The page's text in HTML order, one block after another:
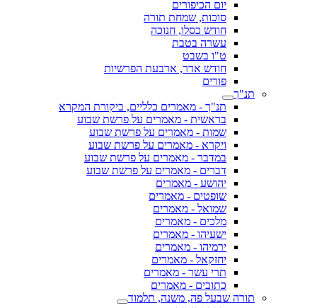
יום הכיפורים
סוכות, שמחת תורה
חודש כסלו, חנוכה
עשרה בטבת
ט"ו בשבט
חודש אדר, ארבעת הפרשיות
פורים
תנ"ך
תנ"ך - מאמרים כלליים, ביקורת המקרא
בראשית - מאמרים על פרשת שבוע
שמות - מאמרים על פרשת שבוע
ויקרא - מאמרים על פרשת שבוע
במדבר - מאמרים על פרשת שבוע
דברים - מאמרים על פרשת שבוע
יהושע - מאמרים
שופטים - מאמרים
שמואל - מאמרים
מלכים - מאמרים
ישעיהו - מאמרים
ירמיהו - מאמרים
יחזקאל - מאמרים
תרי עשר - מאמרים
כתובים - מאמרים
תורה שבעל פה, משנה, תלמוד